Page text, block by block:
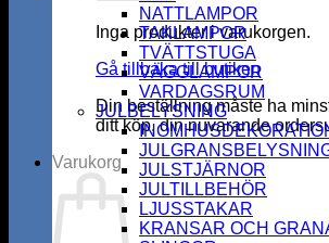
Inga produkter i varukorgen.
Gå tillbaka till butiken
Din beställning måste ha
ditt köp, din nuvarande
Varukorg
NATTLAMPOR
TAKLAMPOR
TVÄTTSTUGA
VÄGGLAMPOR
VARDAGSRUM
JULBELYSNING
JULSTJÄRNOR
JULTILLBEHÖR
LJUSSTAKAR
KRANSAR OCH